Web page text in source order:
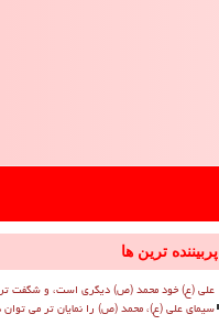
پربیننده ترین ها
علی (ع) خود محمد (ص) دیگری است، و شگفت تر
سیمای علی (ع)، محمد (ص) را نمایان تر می توان